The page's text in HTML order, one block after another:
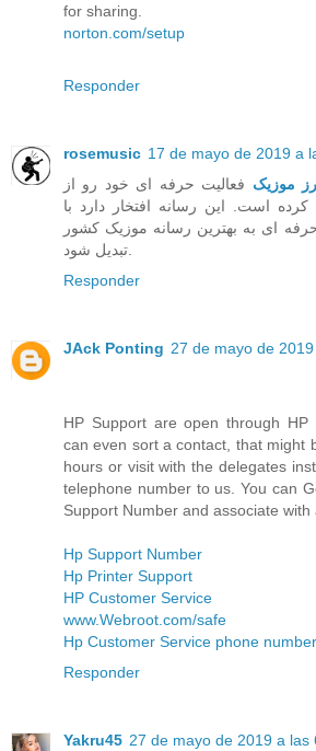
for sharing.
norton.com/setup
Responder
rosemusic 17 de mayo de 2019 a
رز موزیک فعالیت حرفه ای خود رو از
1396 شروع کرده است. این رسانه افتخار دارد با
ای به بهترین رسانه موزیک کشور
تبدیل شود.
Responder
JAck Ponting 27 de mayo de
HP Support are open through HP
can even sort a contact, that might
hours or visit with the delegates
telephone number to us. You can
Support Number and associate with
Hp Support Number
Hp Printer Support
HP Customer Service
www.Webroot.com/safe
Hp Customer Service phone number
Responder
Yakru45 27 de mayo de 2019 a las